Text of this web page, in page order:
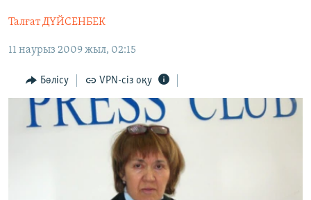
Skip
to
ӘЛЕУМЕТ
ӘЛЕМ
АРНАЙЫ ЖОБАЛАР
Русский
Талғат ДҮЙСЕНБЕК
11 наурыз 2009 жыл, 02:15
Бөлісу VPN-сіз оқу